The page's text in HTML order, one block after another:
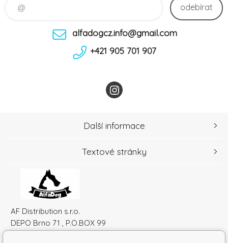
odebírat
alfadogcz.info@gmail.com
+421 905 701 907
AF Distribution s.r.o.
DEPO Brno 71 , P.O.BOX 99
Další informace
Textové stránky